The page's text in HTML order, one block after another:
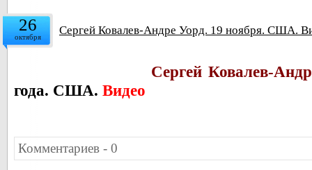
26
октября Сергей Ковалев-Андре Уорд. 19 ноября. США.
Сергей Ковалев-
года. США. Видео
Комментариев - 0